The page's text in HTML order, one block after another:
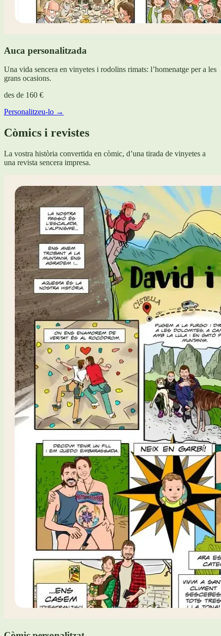
Auca personalitzada
Una vida sencera en vinyetes i rodolins rimats: l’homenatge per a les
grans ocasions.
des de 160 €
Personalitzeu-lo →
Còmics i revistes
La vostra història convertida en còmic, d’una tirada de vinyetes a
una revista sencera impresa.